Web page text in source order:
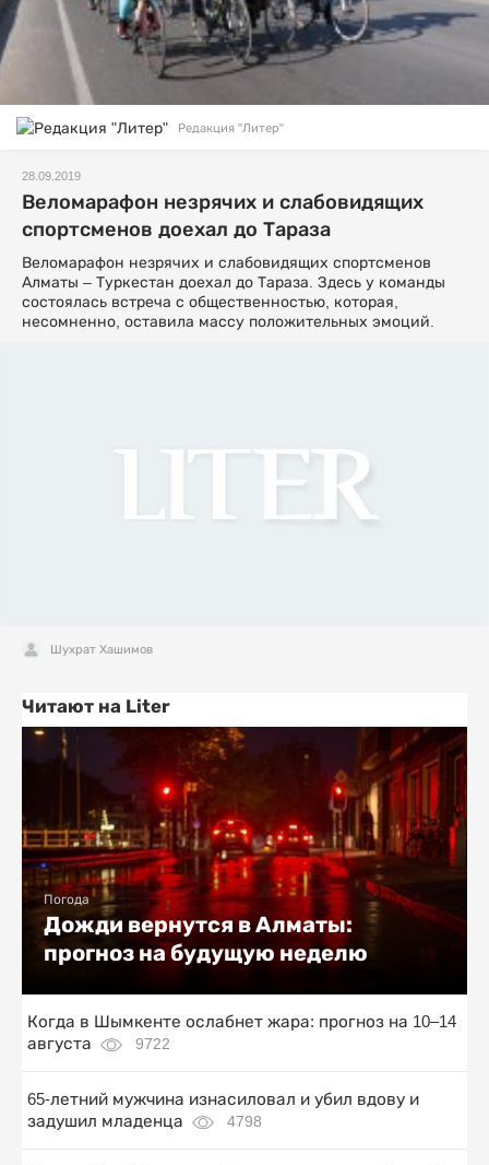
Редакция "Литер"
28.09.2019
Веломарафон незрячих и слабовидящих
спортсменов доехал до Тараза
Веломарафон незрячих и слабовидящих спортсменов
Алматы – Туркестан доехал до Тараза. Здесь у команды
состоялась встреча с общественностью, которая,
несомненно, оставила массу положительных эмоций.
Шухрат Хашимов
Читают на Liter
Погода
Дожди вернутся в Алматы:
прогноз на будущую неделю
Когда в Шымкенте ослабнет жара: прогноз на 10–14
августа
9722
65-летний мужчина изнасиловал и убил вдову и
задушил младенца
4798